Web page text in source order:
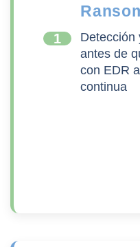
1
Detección
antes de
con EDR
continua